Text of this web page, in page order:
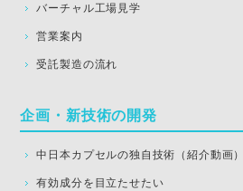
バーチャル工場見学
営業案内
受託製造の流れ
企画・新技術の開発
中日本カプセルの独自技術（紹介動画）
有効成分を目立たせたい